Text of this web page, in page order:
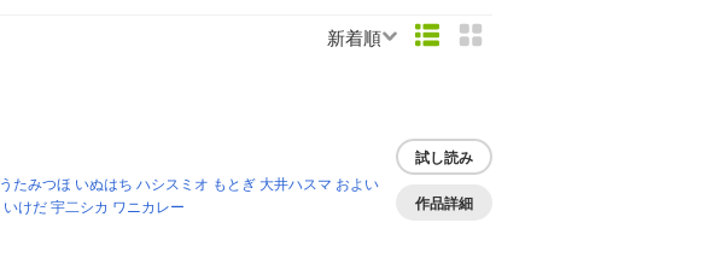
新着順
うたみつほ いぬはち ハシスミオ もとぎ 大井ハスマ およい
いけだ 宇二シカ ワニカレー
試し読み
作品詳細